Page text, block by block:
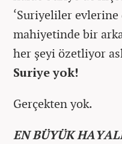
‘Suriyeliler
mahiyetinde bir
her şeyi özetliyor
Suriye yok!
Gerçekten yok.
EN BÜYÜK